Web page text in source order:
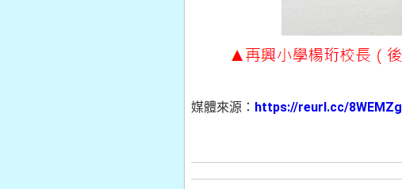
媒體來源： https://reurl.cc/8WEMZg